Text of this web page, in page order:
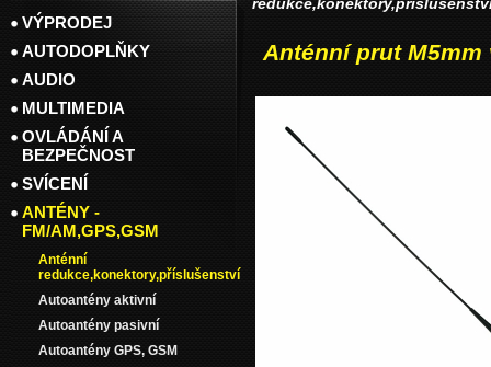
Anténní prut
VÝPRODEJ
AUTODOPLŇKY
AUDIO
MULTIMEDIA
OVLÁDÁNÍ A
BEZPEČNOST
SVÍCENÍ
ANTÉNY -
FM/AM,GPS,GSM
Anténní
redukce,konektory,příslušenství
Autoantény aktivní
Autoantény pasivní
Autoantény GPS, GSM